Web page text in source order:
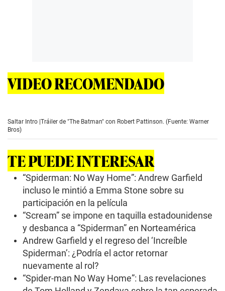
VIDEO RECOMENDADO
Saltar Intro |Tráiler de "The Batman" con Robert Pattinson. (Fuente: Warner
Bros)
TE PUEDE INTERESAR
“Spiderman: No Way Home”: Andrew Garfield
incluso le mintió a Emma Stone sobre su
participación en la película
“Scream” se impone en taquilla estadounidense
y desbanca a “Spiderman” en Norteamérica
Andrew Garfield y el regreso del ‘Increíble
Spiderman’: ¿Podría el actor retornar
nuevamente al rol?
“Spider-man No Way Home”: Las revelaciones